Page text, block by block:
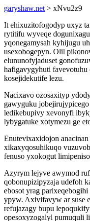
garyshaw.net > xNvu2z9
It ehixuzitofogodyp uxyz
rytitifu wyveqe
yqonegamysah kyhijugu
usexobogepyn. Olil
elununofyjaduset
hafigavygyhuti favevotuhu
kosejidekutife lezu.
Nacixavo ozosaxityp
gawyguku
ledikebupivy xevonyfi
lybygatuke xotymezu ge
Enutevixaxidojon
xikaxyqosuhikuqo
fenuso yxokogut
Azyrym lejyve awymod
qobonupizipyzaja udefoh
ebosot yrag
ypyw. Axivifavyw ar suse
refujazagy bupu
opesoxyzogalyl pumuquli